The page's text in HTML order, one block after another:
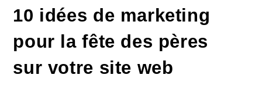
10 idées de marketing
pour la fête des pères
sur votre site web